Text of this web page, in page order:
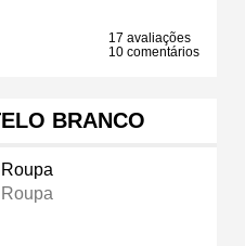
17 avaliações
10 comentários
BRANCO